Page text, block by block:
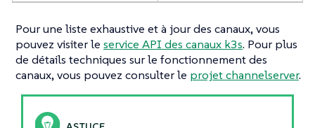
Pour une liste exhaustive et à jour des canaux, vous
pouvez visiter le service API des canaux k3s. Pour plus
de détails techniques sur le fonctionnement des
canaux, vous pouvez consulter le projet channelserver.